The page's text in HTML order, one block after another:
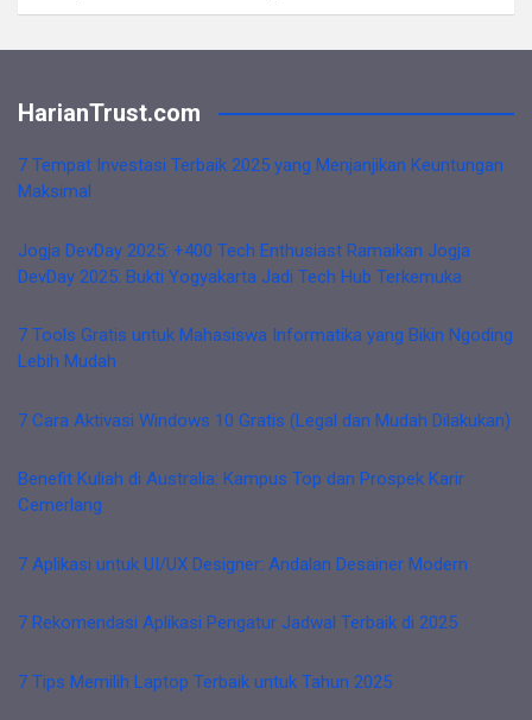
HarianTrust.com
7 Tempat Investasi Terbaik 2025 yang Menjanjikan Keuntungan
Maksimal
Jogja DevDay 2025: +400 Tech Enthusiast Ramaikan Jogja
DevDay 2025: Bukti Yogyakarta Jadi Tech Hub Terkemuka
7 Tools Gratis untuk Mahasiswa Informatika yang Bikin Ngoding
Lebih Mudah
7 Cara Aktivasi Windows 10 Gratis (Legal dan Mudah Dilakukan)
Benefit Kuliah di Australia: Kampus Top dan Prospek Karir
Cemerlang
7 Aplikasi untuk UI/UX Designer: Andalan Desainer Modern
7 Rekomendasi Aplikasi Pengatur Jadwal Terbaik di 2025
7 Tips Memilih Laptop Terbaik untuk Tahun 2025